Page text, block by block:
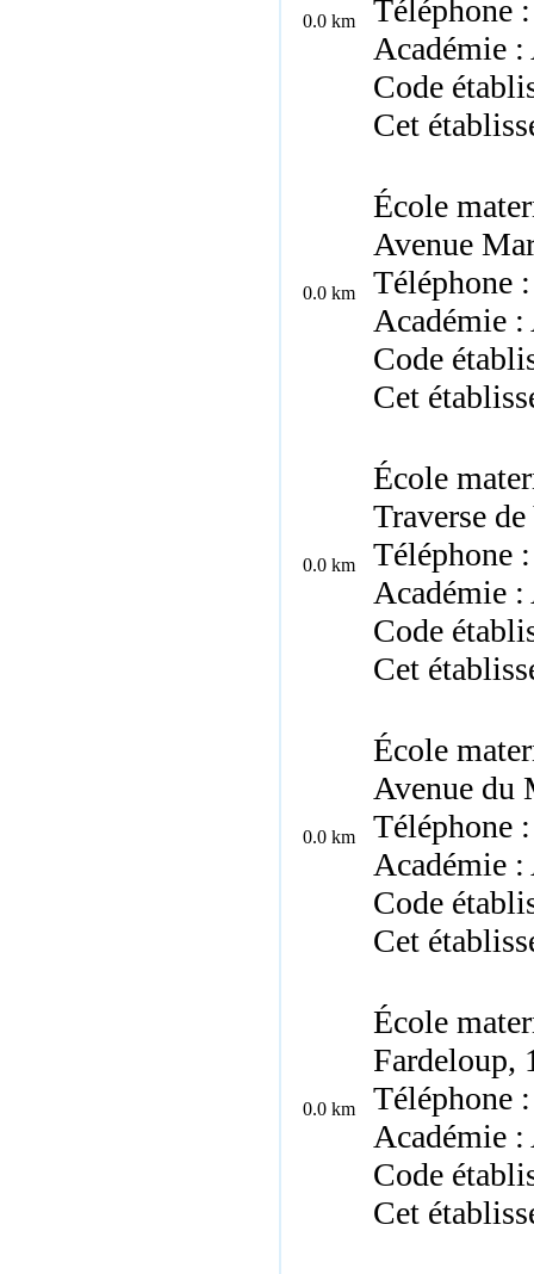
0.0 km
Téléphone
Académie
Code
Cet
0.0 km
École
Avenue
Téléphone
Académie
Code
Cet
0.0 km
École
Traverse
Téléphone
Académie
Code
Cet
0.0 km
École
Avenue du
Téléphone
Académie
Code
Cet
0.0 km
École
Fardeloup,
Téléphone
Académie
Code
Cet